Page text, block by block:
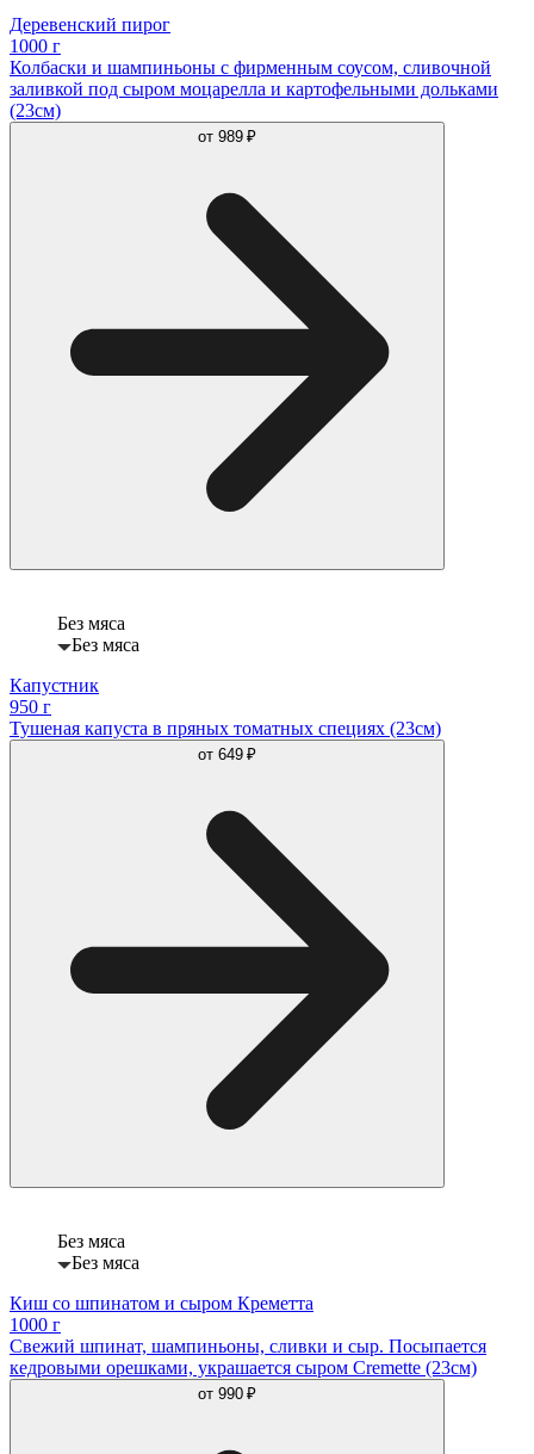
Деревенский пирог
1000 г
Колбаски и шампиньоны с фирменным соусом, сливочной
заливкой под сыром моцарелла и картофельными дольками
(23см)
от 989 ₽
Без мяса
Без мяса
Капустник
950 г
Тушеная капуста в пряных томатных специях (23см)
от 649 ₽
Без мяса
Без мяса
Киш со шпинатом и сыром Креметта
1000 г
Свежий шпинат, шампиньоны, сливки и сыр. Посыпается
кедровыми орешками, украшается сыром Cremette (23см)
от 990 ₽